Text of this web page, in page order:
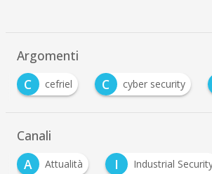
Argomenti
cefriel C cyber security T
Canali
A
Attualità I Industrial